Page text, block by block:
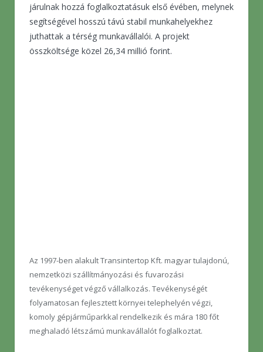
járulnak hozzá foglalkoztatásuk első évében, melynek
segítségével hosszú távú stabil munkahelyekhez
juthattak a térség munkavállalói. A projekt
összköltsége közel 26,34 millió forint.
Az 1997-ben alakult Transintertop Kft. magyar tulajdonú,
nemzetközi szállítmányozási és fuvarozási
tevékenységet végző vállalkozás. Tevékenységét
folyamatosan fejlesztett környei telephelyén végzi,
komoly gépjárműparkkal rendelkezik és mára 180 főt
meghaladó létszámú munkavállalót foglalkoztat.